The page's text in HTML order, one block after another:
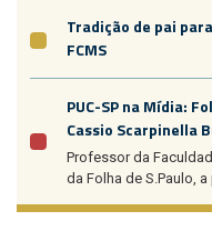
Tradição de pai
FCMS
PUC-SP na Mídia:
Cassio Scarpinella
Professor da
da Folha de S.Paulo, a